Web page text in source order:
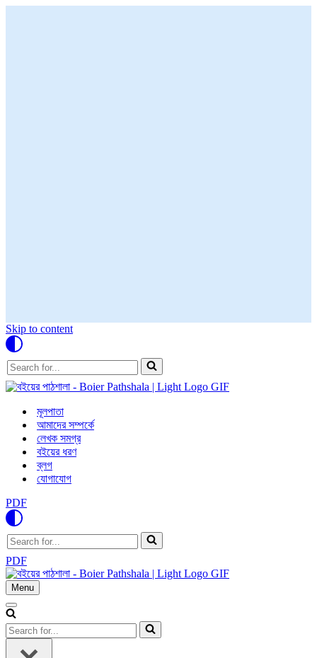
Skip to content
Search
for...
মূলপাতা
আমাদের সম্পর্কে
লেখক সমগ্র
বইয়ের ধরণ
ব্লগ
যোগাযোগ
PDF
Search
for...
PDF
Menu
Navigation
Navigation
Menu
Search
for...